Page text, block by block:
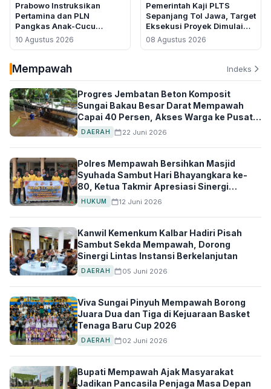
Prabowo Instruksikan
Pertamina dan PLN
Pangkas Anak-Cucu
Perusahaan demi Efisiensi
10 Agustus 2026
Pemerintah Kaji PLTS
Sepanjang Tol Jawa, Target
Eksekusi Proyek Dimulai
2027
08 Agustus 2026
Mempawah Indeks
Progres Jembatan Beton Komposit
Sungai Bakau Besar Darat Mempawah
Capai 40 Persen, Akses Warga ke Pusat
Ekonomi Makin Dekat
DAERAH 22 Juni 2026
Polres Mempawah Bersihkan Masjid
Syuhada Sambut Hari Bhayangkara ke-
80, Ketua Takmir Apresiasi Sinergi
dengan Warga
HUKUM 12 Juni 2026
Kanwil Kemenkum Kalbar Hadiri Pisah
Sambut Sekda Mempawah, Dorong
Sinergi Lintas Instansi Berkelanjutan
DAERAH 05 Juni 2026
Viva Sungai Pinyuh Mempawah Borong
Juara Dua dan Tiga di Kejuaraan Basket
Tenaga Baru Cup 2026
DAERAH 02 Juni 2026
Bupati Mempawah Ajak Masyarakat
Jadikan Pancasila Penjaga Masa Depan